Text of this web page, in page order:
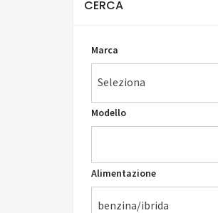
CERCA
Marca
Seleziona
Modello
Alimentazione
benzina/ibrida